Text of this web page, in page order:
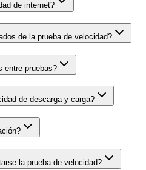
de internet?
de la prueba de velocidad?
entre pruebas?
de descarga y carga?
la prueba de velocidad?